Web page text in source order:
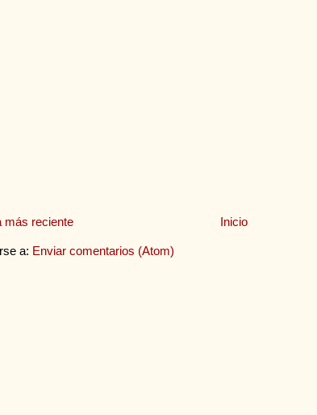
más reciente Inicio
a: Enviar comentarios (Atom)